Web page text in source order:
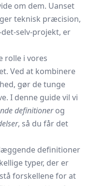
om dem. Uanset
teknisk præcision,
selv-projekt, er
rolle i vores
Ved at kombinere
gør de tunge
I denne guide vil vi
definitionerog
, så du får det
definitioner
typer, der er
forskellene for at